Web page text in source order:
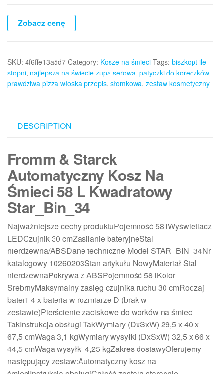
Zobacz cenę
SKU: 4f6ffe13a5d7 Category: Kosze na śmieci Tags: biszkopt ile
stopni, najlepsza na świecie zupa serowa, patyczki do koreczków,
prawdziwa pizza włoska przepis, słomkowa, zestaw kosmetyczny
DESCRIPTION
Fromm & Starck
Automatyczny Kosz Na
Śmieci 58 L Kwadratowy
Star_Bin_34
Najważniejsze cechy produktuPojemność 58 lWyświetlacz
LEDCzujnik 30 cmZasilanie bateryjneStal
nierdzewna/ABSDane techniczne Model STAR_BIN_34Nr
katalogowy 10260203Stan artykułu NowyMateriał Stal
nierdzewnaPokrywa z ABSPojemność 58 lKolor
SrebrnyMaksymalny zasięg czujnika ruchu 30 cmRodzaj
baterii 4 x bateria w rozmiarze D (brak w
zestawie)Pierścienie zaciskowe do worków na śmieci
TakInstrukcja obsługi TakWymiary (DxSxW) 29,5 x 40 x
67,5 cmWaga 3,1 kgWymiary wysyłki (DxSxW) 32,5 x 66 x
44,5 cmWaga wysyłki 4,25 kgZakres dostawyOferujemy
następujący zestaw:Automatyczny kosz na